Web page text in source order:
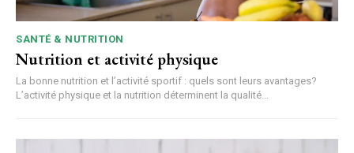
SANTÉ & NUTRITION
Nutrition et activité physique
La bonne nutrition et l’activité sportif : quels sont leurs avantages?
L’activité physique et la nutrition déterminent la qualité...